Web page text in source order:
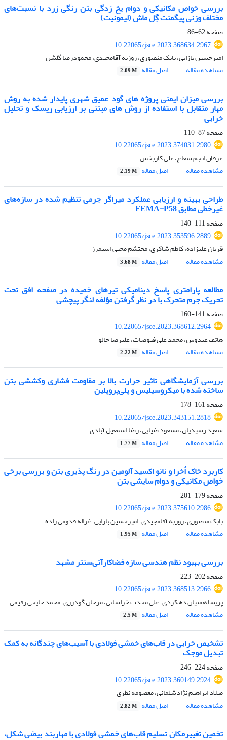
بررسی خواص مکانیکی و دوام یخ زدگی بتن رنگی زرد با نسبت‌های
مختلف وزنی پیگمنت گِل ماش (لیمونیت)
صفحه62-86
10.22065/jsce.2023.368634.2967
امیرحسین بازایی، بابک منصوری، روزبه آقامجیدی، محمودرضا گلشن
مشاهده مقاله
اصل مقاله 2.09 M
بررسی میزان ایمنی پروژه های گود عمیق شهری پایدار شده به روش
مهار متقابل با استفاده از روش های مبتنی بر ارزیابی ریسک و تحلیل
خرابی
صفحه87-110
10.22065/jsce.2023.374031.2980
عرفان انجم شعاع، علی کاربخش
مشاهده مقاله
اصل مقاله 2.19 M
طراحی بهینه و ارزیابی عملکرد میراگر جرمی تنظیم شده در سازه‌های
غیرخطی مطابق FEMA-P58
صفحه111-140
10.22065/jsce.2023.353596.2889
قربان علیزاده، کاظم شاکری، محتشم محبی اسبمرز
مشاهده مقاله
اصل مقاله 3.68 M
مطالعه پارامتری پاسخ دینامیکی تیرهای خمیده در صفحه افق تحت
تحریک جرم متحرک با در نظر گرفتن مؤلفه لنگر پیچشی
صفحه141-160
10.22065/jsce.2023.368612.2964
هاتف عبدوس، محمد علی فیوضات، علیرضا خالو
مشاهده مقاله
اصل مقاله 2.22 M
بررسی آزمایشگاهی تاثیر حرارت بالا بر مقاومت فشاری وکششی بتن
ساخته شده با میکروسیلیس و پلی‌پروپلین
صفحه161-178
10.22065/jsce.2023.343151.2818
سعید رشیدیان، مسعود ضیایی، رضا اسمعیل آبادی
مشاهده مقاله
اصل مقاله 1.77 M
کاربرد خاک اُخرا و نانو اکسید آلومین در رنگ پذیری بتن و بررسی برخی
خواص مکانیکی و دوام سایشی بتن
صفحه179-201
10.22065/jsce.2023.375610.2986
بابک منصوری، روزبه آقامجیدی، امیرحسین بازایی، غزاله قدومی زاده
مشاهده مقاله
اصل مقاله 1.95 M
بررسی بهبود نظم هندسی سازه فضاکارآتی‌سنتر مشهد
صفحه202-223
10.22065/jsce.2023.368513.2966
پریسا همتیان دهکردی، علی محدث خراسانی، مرجان گودرزی، محمد چایچی رقیمی
مشاهده مقاله
اصل مقاله 2.5 M
تشخیص خرابی در قاب‌‌های خمشی فولادی با آسیب‌‌های چندگانه به کمک
تبدیل موجک
صفحه224-246
10.22065/jsce.2023.360149.2924
میلاد ابراهیم نژادشلمانی، معصومه نظری
مشاهده مقاله
اصل مقاله 2.82 M
تخمین تغییرمکان تسلیم قاب‌های خمشی فولادی با مهاربند بیضی شکل،